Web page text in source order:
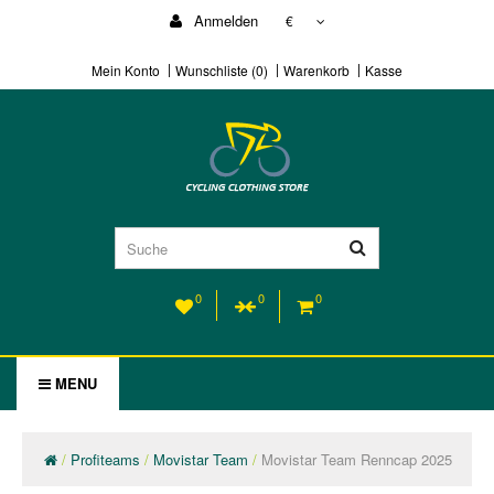
Anmelden €
Mein Konto Wunschliste (0) Warenkorb Kasse
0 0 0
MENU
Profiteams Movistar Team Movistar Team Renncap 2025